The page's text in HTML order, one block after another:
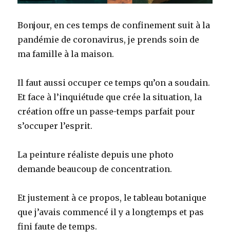
Bonjour, en ces temps de confinement suit à la
pandémie de coronavirus, je prends soin de
ma famille à la maison.
Il faut aussi occuper ce temps qu’on a soudain.
Et face à l’inquiétude que crée la situation, la
création offre un passe-temps parfait pour
s’occuper l’esprit.
La peinture réaliste depuis une photo
demande beaucoup de concentration.
Et justement à ce propos, le tableau botanique
que j’avais commencé il y a longtemps et pas
fini faute de temps.